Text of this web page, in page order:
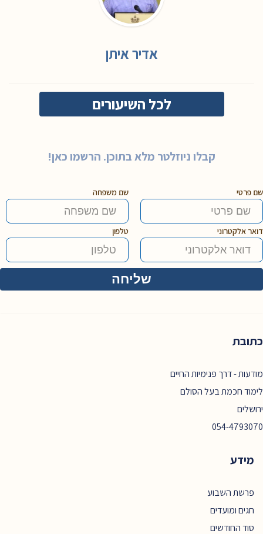
אדיר איתן
לכל השיעורים
קבלו ניוזלטר מלא בתוכן. הרשמו כאן!
שם פרטי שם משפחה
דואר אלקטרוני טלפון
כתובת
מודעות - דרך פנימיות החיים
לימוד חכמת בעל הסולם
ירושלים
054-4793070
מידע
פרשת השבוע
חגים ומועדים
סוד החודשים